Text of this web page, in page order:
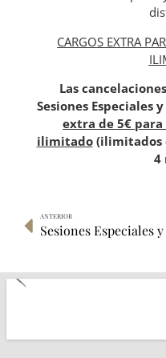
CARGOS EXTRA
Las
Sesiones Especiales
extra de 5€
ilimitado(ilimitados
4
ANTERIOR